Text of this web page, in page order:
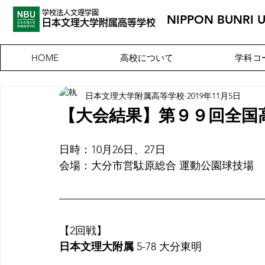
学校法人文理学園
​日本文理大学附属高等学校 NIPPON BUNRI
HOME 高校について 学科コ
【大会結果】第９９回全
日本文理大学附属高等学校 2019年11月5日
日時：10月26日、27日
会場：大分市営駄原総合 運動公園球技場
【2回戦】
日本文理大附属 5-78 大分東明